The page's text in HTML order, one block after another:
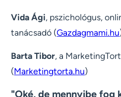
Vida Ági, pszichológus,
tanácsadó (Gazdagmami.hu
Barta Tibor, a
(Marketingtorta.hu)
"Oké, de mennyibe fog